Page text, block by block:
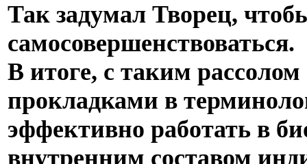
Так задумал Творец,
самосовершенствоваться.
В итоге, с таким
прокладками в
эффективно работать в
внутренним составом